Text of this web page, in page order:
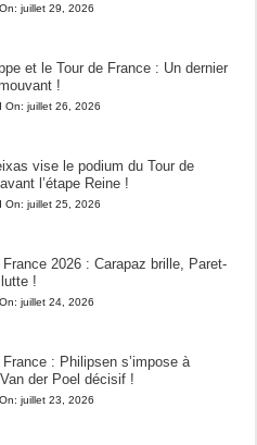
juillet 29, 2026
et le Tour de France : Un dernier
!
On: juillet 26, 2026
vise le podium du Tour de
l’étape Reine !
On: juillet 25, 2026
France 2026 : Carapaz brille, Paret-
!
juillet 24, 2026
France : Philipsen s’impose à
der Poel décisif !
juillet 23, 2026